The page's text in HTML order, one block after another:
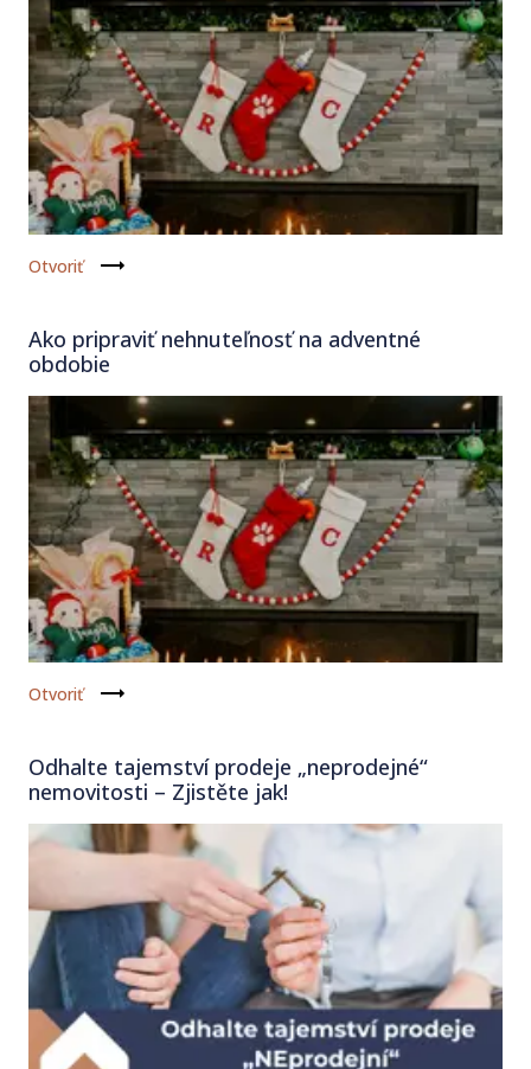
Otvoriť
Ako pripraviť nehnuteľnosť na adventné
obdobie
Otvoriť
Odhalte tajemství prodeje „neprodejné“
nemovitosti – Zjistěte jak!